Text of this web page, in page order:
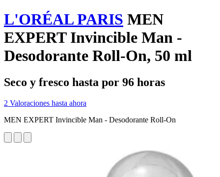
L'ORÉAL PARIS MEN
EXPERT Invincible Man -
Desodorante Roll-On, 50 ml
Seco y fresco hasta por 96 horas
2 Valoraciones hasta ahora
MEN EXPERT Invincible Man - Desodorante Roll-On